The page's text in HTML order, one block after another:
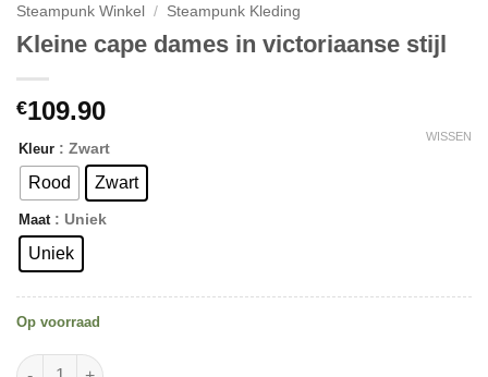
Steampunk Winkel / Steampunk Kleding
Kleine cape dames in victoriaanse stijl
€109.90
Kleur : Zwart
Rood Zwart
Maat : Uniek
Uniek
WISSEN
Op voorraad
Kleine cape dames in victoriaanse stijl aantal